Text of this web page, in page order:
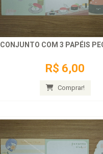
CONJUNTO COM 3 PAPÉIS
R$ 6,00
Comprar!